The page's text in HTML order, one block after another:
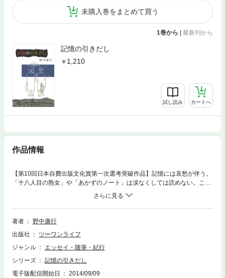
未購入巻をまとめて買う
1巻から | 最新刊から
記憶の引きだし
1,210
試し読み カートへ
作品情報
【第10回日本自費出版文化賞第一次選考突破作品】記憶には哀愁が伴う。
「十八人目の熟女」や「あかずのノート」は涙なくしては読めない。この
随筆集は愛妻に捧げる鎮魂歌。
著者
野中康行
出版社
ツーワンライフ
ジャンル
エッセイ・随筆・紀行
シリーズ
記憶の引きだし
電子版配信開始日
2014/09/09